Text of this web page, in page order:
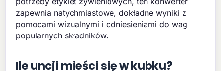
zapewnia natychmiastowe, dokładne wyniki z
pomocami wizualnymi i odniesieniami do wag
popularnych składników.
Ile uncji mieści się w kubku?